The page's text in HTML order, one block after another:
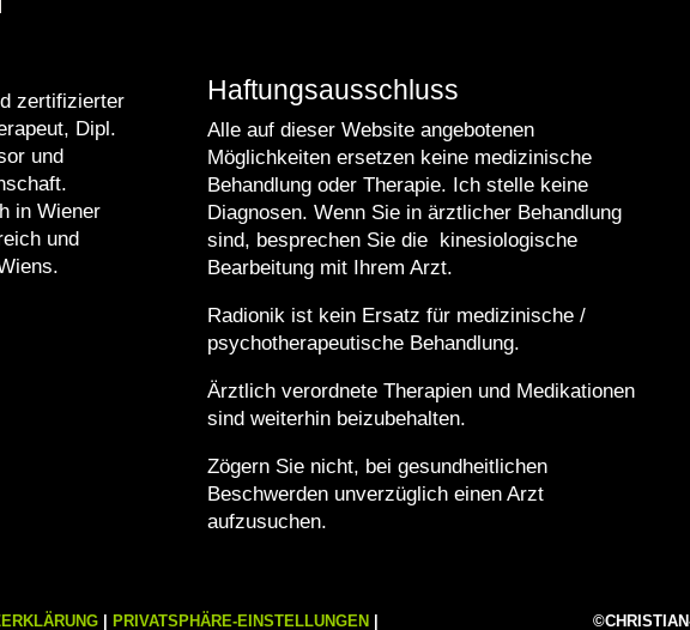
zertifizierter
Dipl.
und
in Wiener
und
Haftungsausschluss
Alle auf dieser Website angebotenen
Möglichkeiten ersetzen keine medizinische
Behandlung oder Therapie. Ich stelle keine
Diagnosen. Wenn Sie in ärztlicher Behandlung
sind, besprechen Sie die kinesiologische
Bearbeitung mit Ihrem Arzt.
Radionik ist kein Ersatz für medizinische /
psychotherapeutische Behandlung.
Ärztlich verordnete Therapien und Medikationen
sind weiterhin beizubehalten.
Zögern Sie nicht, bei gesundheitlichen
Beschwerden unverzüglich einen Arzt
aufzusuchen.
PRIVATSPHÄRE-EINSTELLUNGEN